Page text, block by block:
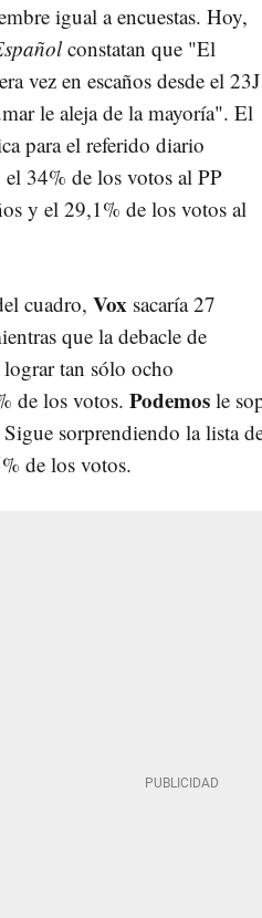
igual a encuestas. Hoy,
constatan que "El
vez en escaños desde el 23J
le aleja de la mayoría". El
para el referido diario
34% de los votos al PP
y el 29,1% de los votos al
cuadro, Vox sacaría 27
que la debacle de
tan sólo ocho
de los votos. Podemos le
sorprendiendo la lista
de los votos.